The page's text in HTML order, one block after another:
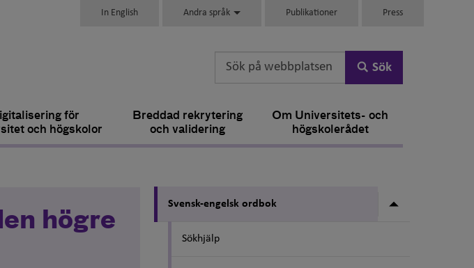
In English Andra språk Publikationer Press
Sök
för
och högskolor
Breddad rekrytering
och validering
Om Universitets- och
högskolerådet
högre
Svensk-engelsk ordbok Undermeny
Sökhjälp